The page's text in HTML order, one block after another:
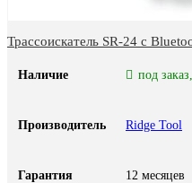
Трассоискатель SR-24 с
Наличие под
Производитель Ridge Tool
Гарантия 12 месяцев